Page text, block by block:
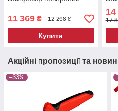
11 369 ₴ 12 268 ₴
Купити
14
17
Акційні пропозиції та
–33%